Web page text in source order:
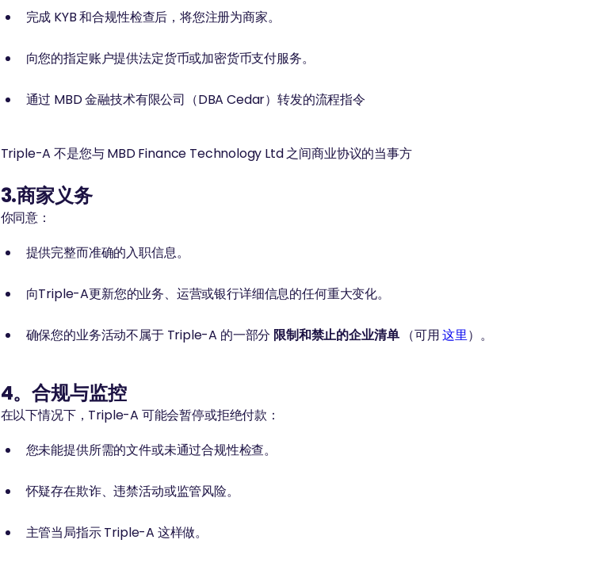
完成 KYB 和合规性检查后，将您注册为商家。
向您的指定账户提供法定货币或加密货币支付服务。
通过 MBD 金融技术有限公司（DBA Cedar）转发的流程指令
Triple-A 不是您与 MBD Finance Technology Ltd 之间商业协议的当事方
3.商家义务
你同意：
提供完整而准确的入职信息。
向Triple-A更新您的业务、运营或银行详细信息的任何重大变化。
确保您的业务活动不属于 Triple-A 的一部分 限制和禁止的企业清单（可用这里）。
4。合规与监控
在以下情况下，Triple-A 可能会暂停或拒绝付款：
您未能提供所需的文件或未通过合规性检查。
怀疑存在欺诈、违禁活动或监管风险。
主管当局指示 Triple-A 这样做。